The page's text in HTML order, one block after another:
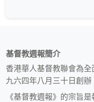
基督教週報簡介
香港華人基督教聯會為
九六四年八月三十日創辦
《基督教週報》的宗旨